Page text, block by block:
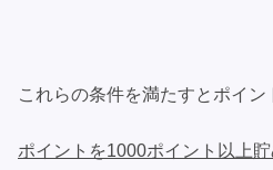
これらの条件を満たすとポイン
ポイントを1000ポイント以上